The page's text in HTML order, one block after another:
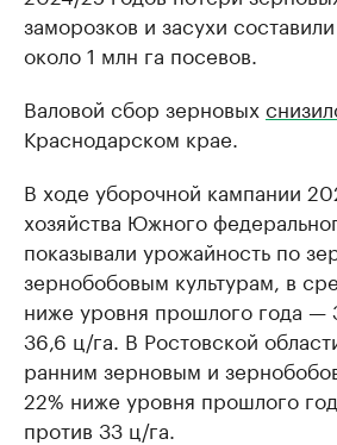
заморозков и засухи
около 1 млн га посевов.
Валовой сбор зерновых
Краснодарском крае.
В ходе уборочной кампании
хозяйства Южного
показывали урожайность по
зернобобовым культурам, в
ниже уровня прошлого года —
36,6 ц/га. В Ростовской
ранним зерновым и
22% ниже уровня прошлого
против 33 ц/га.